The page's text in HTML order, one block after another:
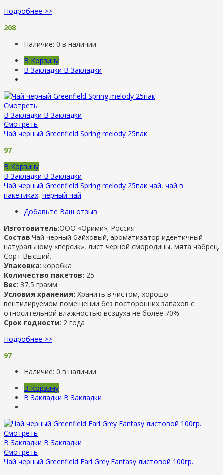
Подробнее >>
208
Наличие: 0 в наличии
В Корзину
В Закладки В Закладки
Смотреть
В Закладки В Закладки
Смотреть
Чай черный Greenfield Spring melody 25пак
97
В Корзину
В Закладки В Закладки
Чай черный Greenfield Spring melody 25пак чай, чай в
пакетиках, черный чай.
Добавьте Ваш отзыв
Изготовитель:ООО «Орими», Россия
Состав:Чай черный байховый, ароматизатор идентичный
натуральному «персик», лист черной смородины, мята чабрец.
Сорт Высший.
Упаковка: коробка
Количество пакетов: 25
Вес: 37,5 грамм
Условия хранения: Хранить в чистом, хорошо
вентилируемом помещении без посторонних запахов с
относительной влажностью воздуха не более 70%.
Срок годности: 2 года
Подробнее >>
97
Наличие: 0 в наличии
В Корзину
В Закладки В Закладки
Смотреть
В Закладки В Закладки
Смотреть
Чай черный Greenfield Earl Grey Fantasy листовой 100гр.